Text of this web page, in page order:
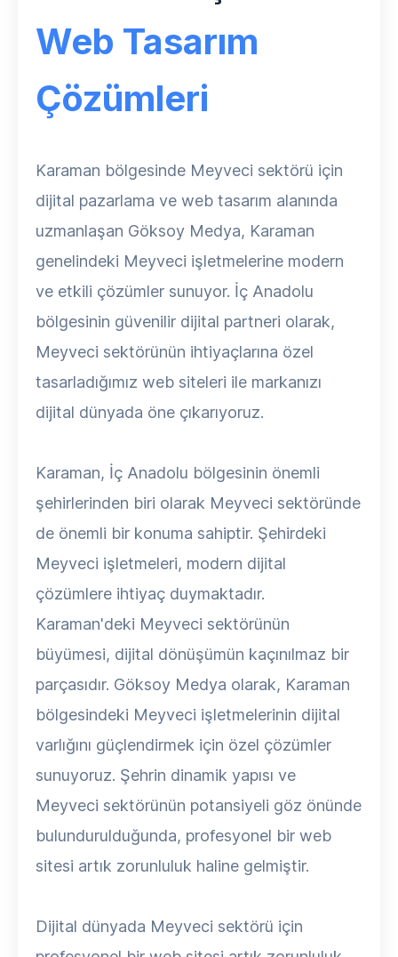
Web Tasarım
Çözümleri
Karaman bölgesinde Meyveci sektörü için
dijital pazarlama ve web tasarım alanında
uzmanlaşan Göksoy Medya, Karaman
genelindeki Meyveci işletmelerine modern
ve etkili çözümler sunuyor. İç Anadolu
bölgesinin güvenilir dijital partneri olarak,
Meyveci sektörünün ihtiyaçlarına özel
tasarladığımız web siteleri ile markanızı
dijital dünyada öne çıkarıyoruz.
Karaman, İç Anadolu bölgesinin önemli
şehirlerinden biri olarak Meyveci sektöründe
de önemli bir konuma sahiptir. Şehirdeki
Meyveci işletmeleri, modern dijital
çözümlere ihtiyaç duymaktadır.
Karaman'deki Meyveci sektörünün
büyümesi, dijital dönüşümün kaçınılmaz bir
parçasıdır. Göksoy Medya olarak, Karaman
bölgesindeki Meyveci işletmelerinin dijital
varlığını güçlendirmek için özel çözümler
sunuyoruz. Şehrin dinamik yapısı ve
Meyveci sektörünün potansiyeli göz önünde
bulundurulduğunda, profesyonel bir web
sitesi artık zorunluluk haline gelmiştir.
Dijital dünyada Meyveci sektörü için